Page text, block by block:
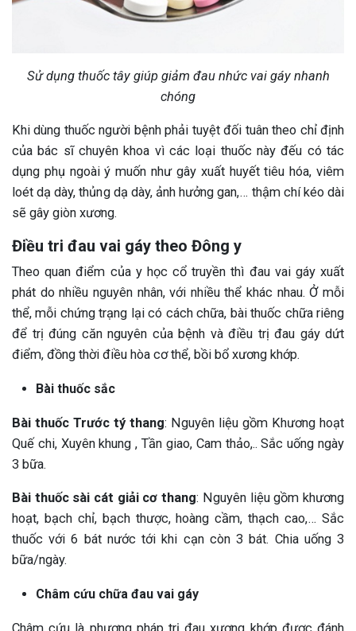
Sử dụng thuốc tây giúp giảm đau nhức vai gáy nhanh
chóng
Khi dùng thuốc người bệnh phải tuyệt đối tuân theo chỉ định
của bác sĩ chuyên khoa vì các loại thuốc này đếu có tác
dụng phụ ngoài ý muốn như gây xuất huyết tiêu hóa, viêm
loét dạ dày, thủng dạ dày, ảnh hưởng gan,… thậm chí kéo dài
sẽ gây giòn xương.
Điều tri đau vai gáy theo Đông y
Theo quan điểm của y học cổ truyền thì đau vai gáy xuất
phát do nhiều nguyên nhân, với nhiều thể khác nhau. Ở mỗi
thể, mỗi chứng trạng lại có cách chữa, bài thuốc chữa riêng
để trị đúng căn nguyên của bệnh và điều trị đau gáy dứt
điểm, đồng thời điều hòa cơ thể, bồi bổ xương khớp.
Bài thuốc sắc
Bài thuốc Trước tý thang: Nguyên liệu gồm Khương hoạt
Quế chi, Xuyên khung , Tần giao, Cam thảo,.. Sắc uống ngày
3 bữa.
Bài thuốc sài cát giải cơ thang: Nguyên liệu gồm khương
hoạt, bạch chỉ, bạch thược, hoàng cầm, thạch cao,… Sắc
thuốc với 6 bát nước tới khi cạn còn 3 bát. Chia uống 3
bữa/ngày.
Châm cứu chữa đau vai gáy